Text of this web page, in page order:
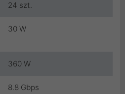
24 szt.
30 W
360 W
8.8 Gbps